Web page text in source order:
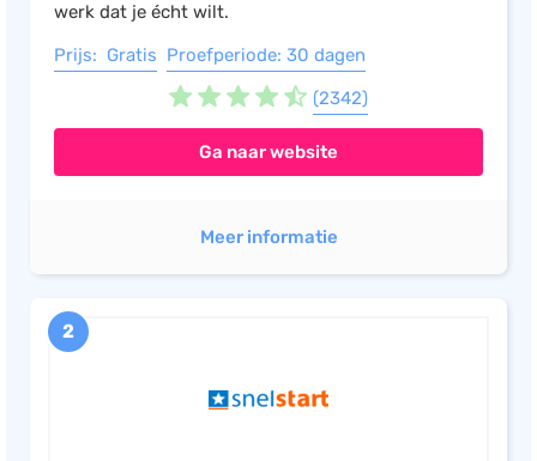
Website
Marketing automation
Chat
werk dat je écht wilt.
Prijs: Gratis Proefperiode: 30 dagen
(2342)
Ga naar website
Meer informatie
2